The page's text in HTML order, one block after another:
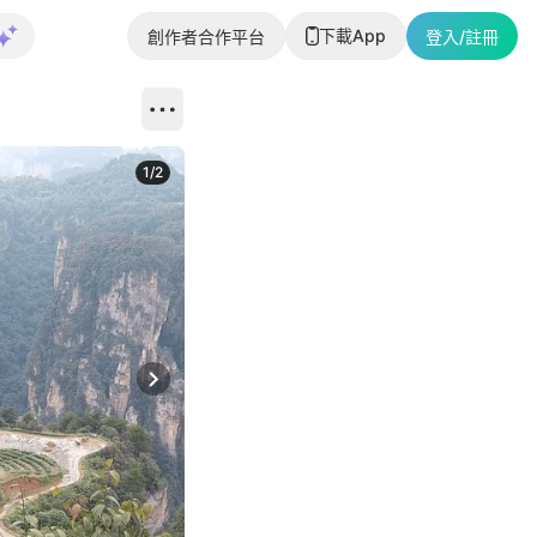
創作者合作平台 下載App 登入/註冊
Next slide
1/2